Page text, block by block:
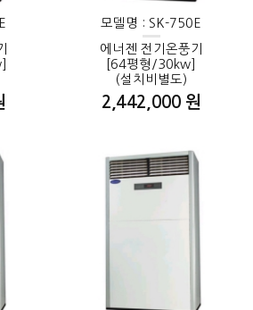
모델명 : SK-750E
에너젠 전기온풍기
[64평형/30kw]
(설치비별도)
2,442,000 원